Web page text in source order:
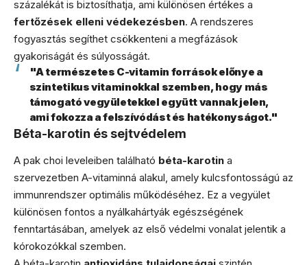
százalékát is biztosíthatja, ami különösen értékes a
fertőzések elleni védekezésben. A rendszeres
fogyasztás segíthet csökkenteni a megfázások
gyakoriságát és súlyosságát.
"A természetes C-vitamin források előnye a
szintetikus vitaminokkal szemben, hogy más
támogató vegyületekkel együtt vannak jelen,
ami fokozza a felszívódást és hatékonyságot."
Béta-karotin és sejtvédelem
A pak choi leveleiben található béta-karotin a
szervezetben A-vitaminná alakul, amely kulcsfontosságú az
immunrendszer optimális működéséhez. Ez a vegyület
különösen fontos a nyálkahártyák egészségének
fenntartásában, amelyek az első védelmi vonalat jelentik a
kórokozókkal szemben.